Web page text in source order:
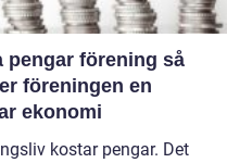
förening så
föreningen en
ekonomi
kostar pengar. Det